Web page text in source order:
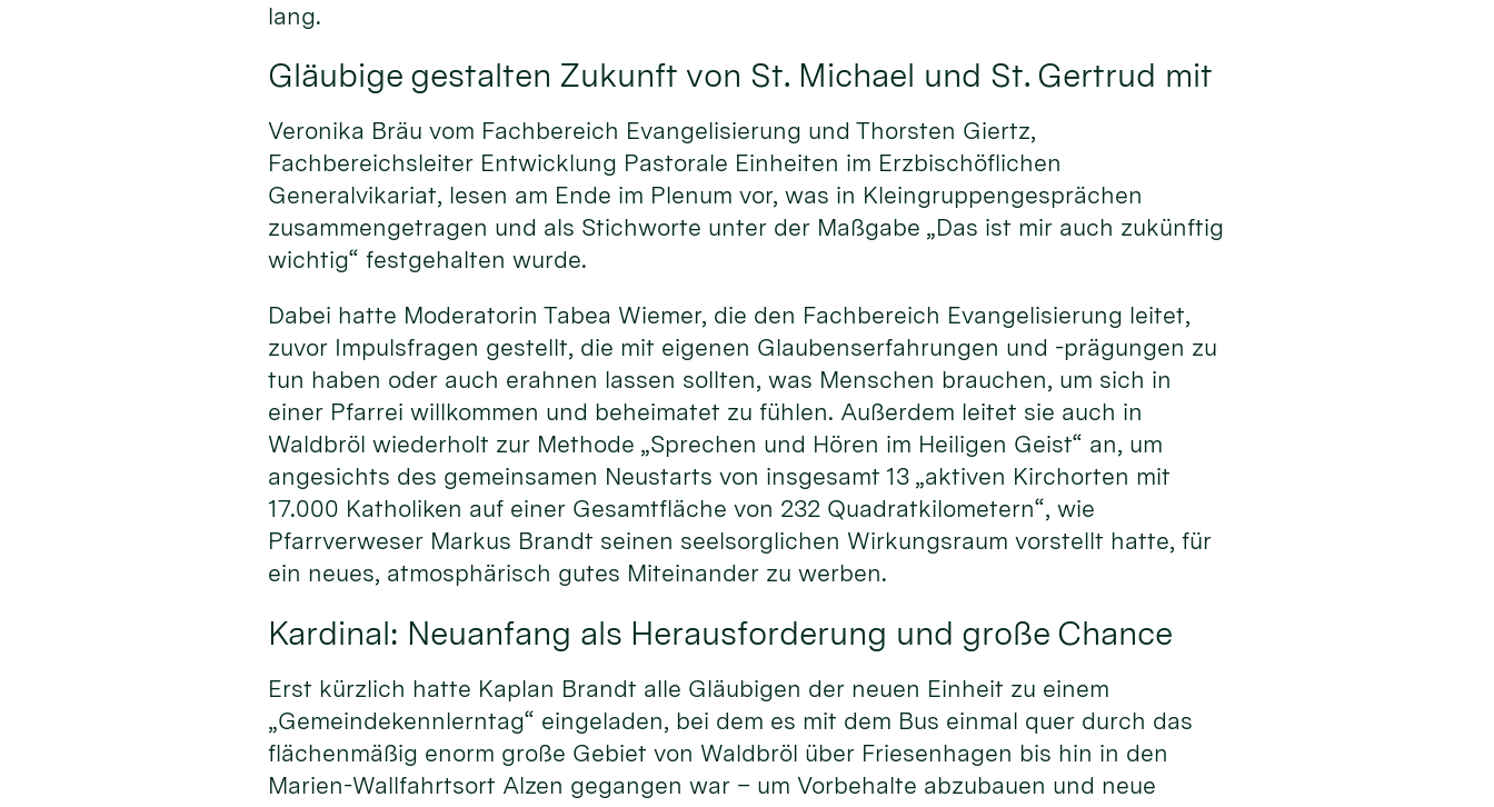
lang.
Gläubige gestalten Zukunft von St. Michael und St. Gertrud mit
Veronika Bräu vom Fachbereich Evangelisierung und Thorsten Giertz,
Fachbereichsleiter Entwicklung Pastorale Einheiten im Erzbischöflichen
Generalvikariat, lesen am Ende im Plenum vor, was in Kleingruppengesprächen
zusammengetragen und als Stichworte unter der Maßgabe „Das ist mir auch zukünftig
wichtig“ festgehalten wurde.
Dabei hatte Moderatorin Tabea Wiemer, die den Fachbereich Evangelisierung leitet,
zuvor Impulsfragen gestellt, die mit eigenen Glaubenserfahrungen und -prägungen zu
tun haben oder auch erahnen lassen sollten, was Menschen brauchen, um sich in
einer Pfarrei willkommen und beheimatet zu fühlen. Außerdem leitet sie auch in
Waldbröl wiederholt zur Methode „Sprechen und Hören im Heiligen Geist“ an, um
angesichts des gemeinsamen Neustarts von insgesamt 13 „aktiven Kirchorten mit
17.000 Katholiken auf einer Gesamtfläche von 232 Quadratkilometern“, wie
Pfarrverweser Markus Brandt seinen seelsorglichen Wirkungsraum vorstellt hatte, für
ein neues, atmosphärisch gutes Miteinander zu werben.
Kardinal: Neuanfang als Herausforderung und große Chance
Erst kürzlich hatte Kaplan Brandt alle Gläubigen der neuen Einheit zu einem
„Gemeindekennlerntag“ eingeladen, bei dem es mit dem Bus einmal quer durch das
flächenmäßig enorm große Gebiet von Waldbröl über Friesenhagen bis hin in den
Marien-Wallfahrtsort Alzen gegangen war – um Vorbehalte abzubauen und neue